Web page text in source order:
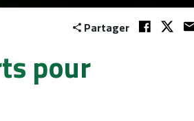
Partager
pour